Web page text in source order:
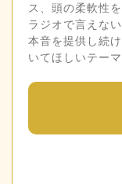
ス、頭の柔軟性
ラジオで言えな
本音を提供し続
いてほしいテー